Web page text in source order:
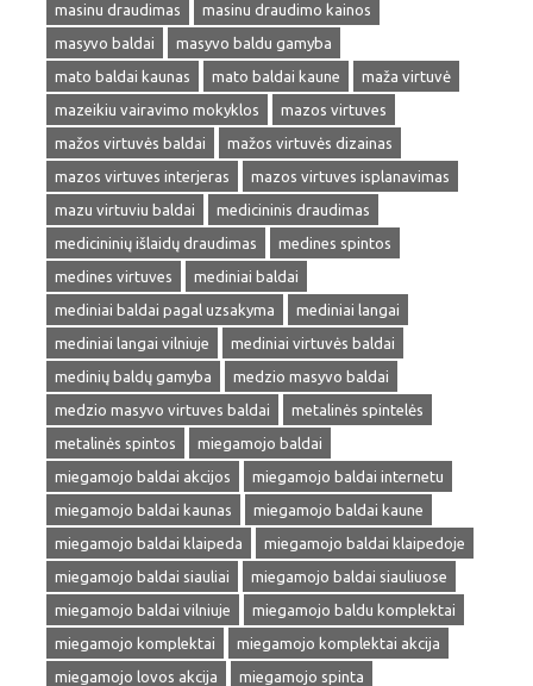
masinu draudimas
masinu draudimo kainos
masyvo baldai
masyvo baldu gamyba
mato baldai kaunas
mato baldai kaune
maža virtuvė
mazeikiu vairavimo mokyklos
mazos virtuves
mažos virtuvės baldai
mažos virtuvės dizainas
mazos virtuves interjeras
mazos virtuves isplanavimas
mazu virtuviu baldai
medicininis draudimas
medicininių išlaidų draudimas
medines spintos
medines virtuves
mediniai baldai
mediniai baldai pagal uzsakyma
mediniai langai
mediniai langai vilniuje
mediniai virtuvės baldai
medinių baldų gamyba
medzio masyvo baldai
medzio masyvo virtuves baldai
metalinės spintelės
metalinės spintos
miegamojo baldai
miegamojo baldai akcijos
miegamojo baldai internetu
miegamojo baldai kaunas
miegamojo baldai kaune
miegamojo baldai klaipeda
miegamojo baldai klaipedoje
miegamojo baldai siauliai
miegamojo baldai siauliuose
miegamojo baldai vilniuje
miegamojo baldu komplektai
miegamojo komplektai
miegamojo komplektai akcija
miegamojo lovos akcija
miegamojo spinta